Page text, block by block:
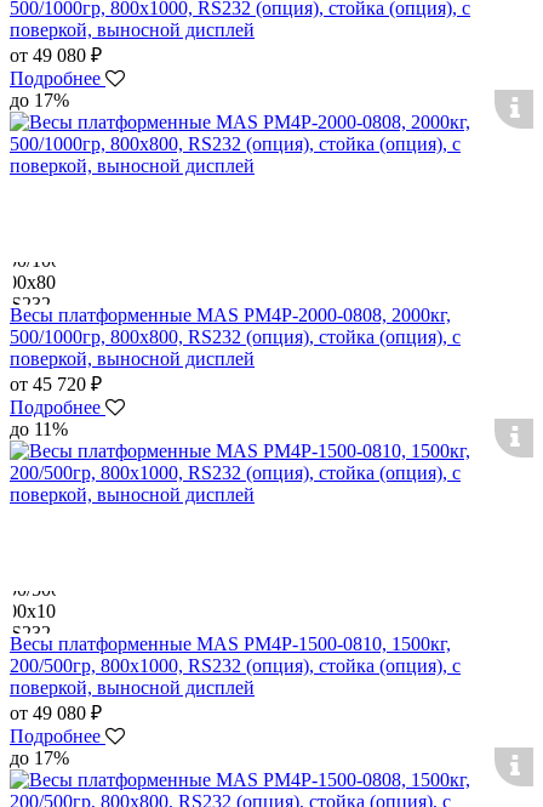
500/1000гр, 800х1000, RS232 (опция), стойка (опция), с
поверкой, выносной дисплей
от 49 080 ₽
Подробнее
до 17%
Весы платформенные MAS PM4P-2000-0808, 2000кг,
500/1000гр, 800х800, RS232 (опция), стойка (опция), с
поверкой, выносной дисплей
от 45 720 ₽
Подробнее
до 11%
Весы платформенные MAS PM4P-1500-0810, 1500кг,
200/500гр, 800х1000, RS232 (опция), стойка (опция), с
поверкой, выносной дисплей
от 49 080 ₽
Подробнее
до 17%